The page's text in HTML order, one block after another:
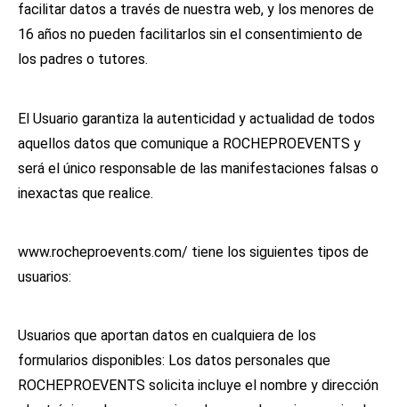
facilitar datos a través de nuestra web, y los menores de
16 años no pueden facilitarlos sin el consentimiento de
los padres o tutores.
El Usuario garantiza la autenticidad y actualidad de todos
aquellos datos que comunique a ROCHEPROEVENTS y
será el único responsable de las manifestaciones falsas o
inexactas que realice.
www.rocheproevents.com/ tiene los siguientes tipos de
usuarios:
Usuarios que aportan datos en cualquiera de los
formularios disponibles: Los datos personales que
ROCHEPROEVENTS solicita incluye el nombre y dirección